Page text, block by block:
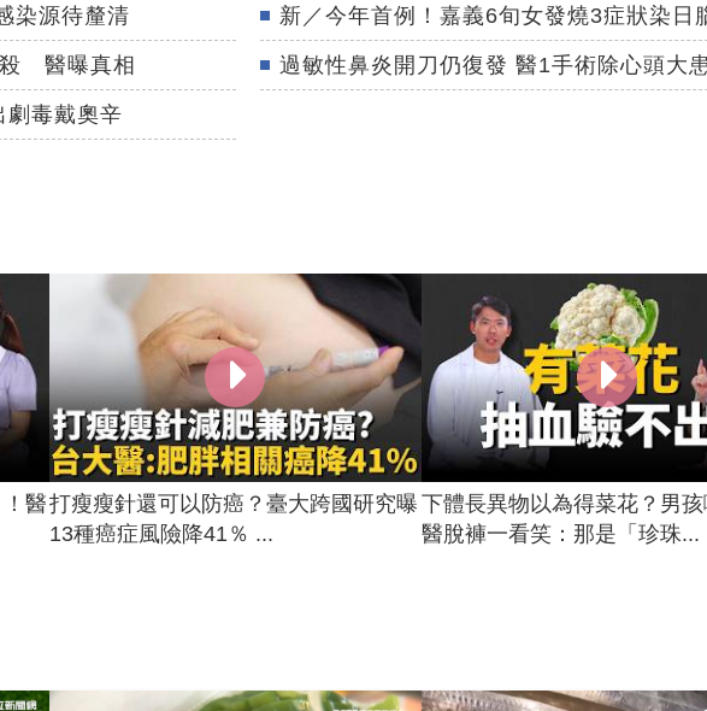
染源待釐清 新／今年首例！嘉義6旬女發燒3症狀染日
殺 醫曝真相 過敏性鼻炎開刀仍復發 醫1手術除心頭大患
劇毒戴奧辛
醫打瘦瘦針還可以防癌？臺大跨國研究曝
13種癌症風險降41％ ...
下體長異物以為得菜花？男
醫脫褲一看笑：那是「珍珠...